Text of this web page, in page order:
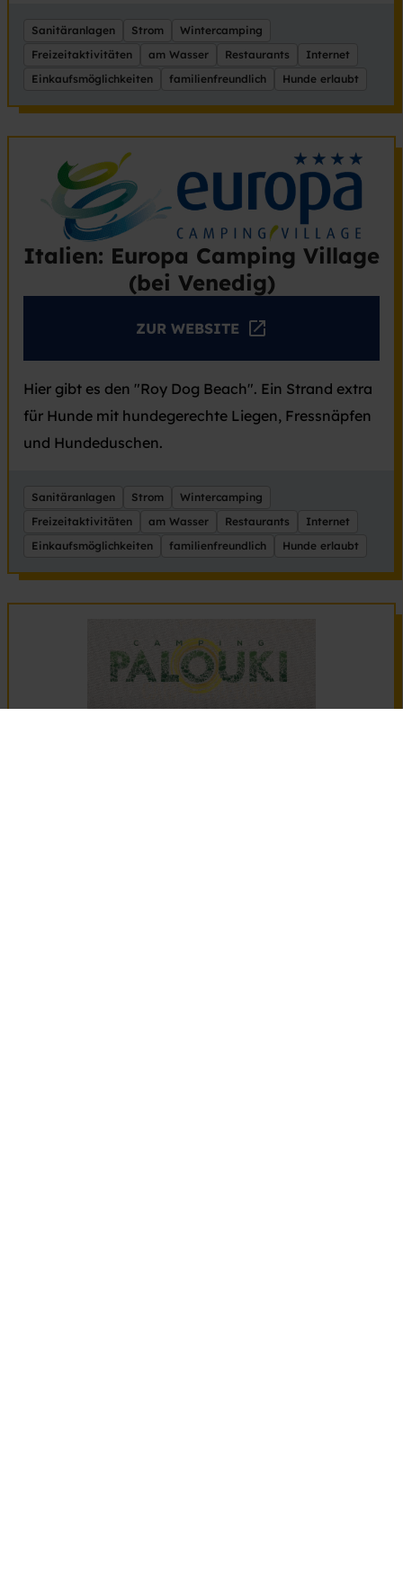
Sanitäranlagen Strom
Wintercamping
Freizeitaktivitäten
am Wasser Restaurants
Internet
Einkaufsmöglichkeiten
familienfreundlich Hunde erlaubt
Italien: Europa Camping Village
(bei Venedig)
ZUR WEBSITE
Hier gibt es den "Roy Dog Beach". Ein Strand extra
für Hunde mit hundegerechte Liegen, Fressnäpfen
und Hundeduschen.
Sanitäranlagen Strom
Wintercamping
Freizeitaktivitäten
am Wasser Restaurants
Internet
Einkaufsmöglichkeiten
familienfreundlich Hunde erlaubt